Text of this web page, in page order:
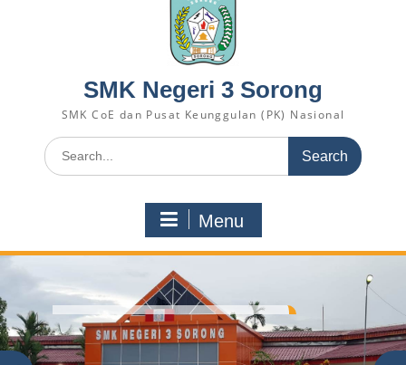
SMK Negeri 3 Sorong
SMK CoE dan Pusat Keunggulan (PK) Nasional
Menu